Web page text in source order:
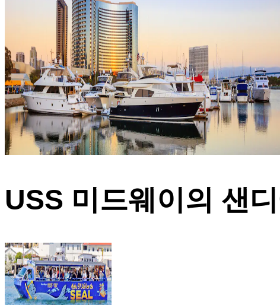
USS 미드웨이의 샌